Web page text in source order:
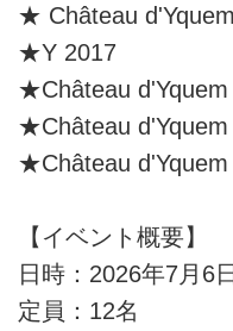
★ Château
★Y 2017
★Château d'Yquem
★Château d'Yquem
★Château d'Yquem
【イベント概要】
日時：2026年7月6
定員：12名